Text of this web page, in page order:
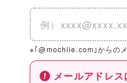
※｢@mochiie.com｣からの
メールアドレ